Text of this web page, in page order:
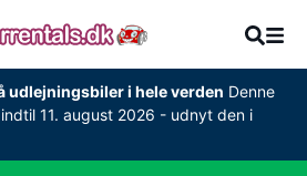
udlejningsbiler i hele verden Denne
11. august 2026 - udnyt den i